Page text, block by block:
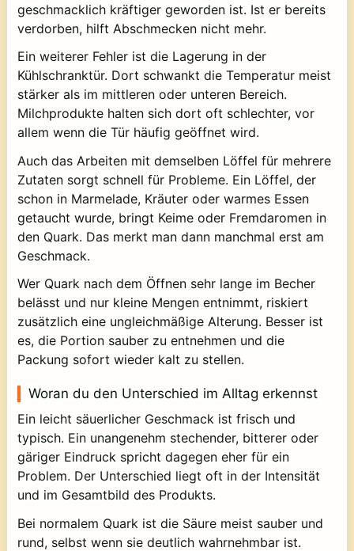
geschmacklich kräftiger geworden ist. Ist er bereits
verdorben, hilft Abschmecken nicht mehr.
Ein weiterer Fehler ist die Lagerung in der
Kühlschranktür. Dort schwankt die Temperatur meist
stärker als im mittleren oder unteren Bereich.
Milchprodukte halten sich dort oft schlechter, vor
allem wenn die Tür häufig geöffnet wird.
Auch das Arbeiten mit demselben Löffel für mehrere
Zutaten sorgt schnell für Probleme. Ein Löffel, der
schon in Marmelade, Kräuter oder warmes Essen
getaucht wurde, bringt Keime oder Fremdaromen in
den Quark. Das merkt man dann manchmal erst am
Geschmack.
Wer Quark nach dem Öffnen sehr lange im Becher
belässt und nur kleine Mengen entnimmt, riskiert
zusätzlich eine ungleichmäßige Alterung. Besser ist
es, die Portion sauber zu entnehmen und die
Packung sofort wieder kalt zu stellen.
Woran du den Unterschied im Alltag erkennst
Ein leicht säuerlicher Geschmack ist frisch und
typisch. Ein unangenehm stechender, bitterer oder
gäriger Eindruck spricht dagegen eher für ein
Problem. Der Unterschied liegt oft in der Intensität
und im Gesamtbild des Produkts.
Bei normalem Quark ist die Säure meist sauber und
rund, selbst wenn sie deutlich wahrnehmbar ist.